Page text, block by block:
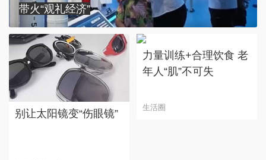
带火“观礼经济”
别让太阳镜变“伤眼镜”
力量训练+合理饮食 老
年人“肌”不可失
生活圈